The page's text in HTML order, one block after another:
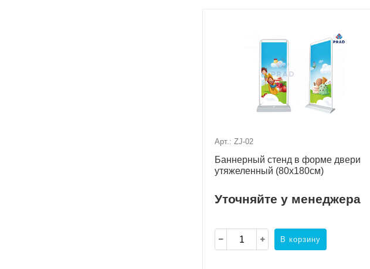
Арт.: ZJ-02
Баннерный стенд в форме двери
утяжеленный (80х180см)
Уточняйте у менеджера
В корзину